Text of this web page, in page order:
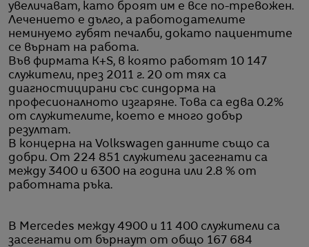
увеличават, като броят им е все по-тревожен.
Лечението е дълго, а работодателите
неминуемо губят печалби, докато пациентите
се върнат на работа.
Във фирмата K+S, в която работят 10 147
служители, през 2011 г. 20 от тях са
диагностицирани със синдорма на
професионалното изгаряне. Това са едва 0.2%
от служителите, което е много добър
резултат.
В концерна на Volkswagen данните също са
добри. От 224 851 служители засегнати са
между 3400 и 6300 на година или 2.8 % от
работната ръка.
В Mercedes между 4900 и 11 400 служители са
засегнати от бърнаут от общо 167 684